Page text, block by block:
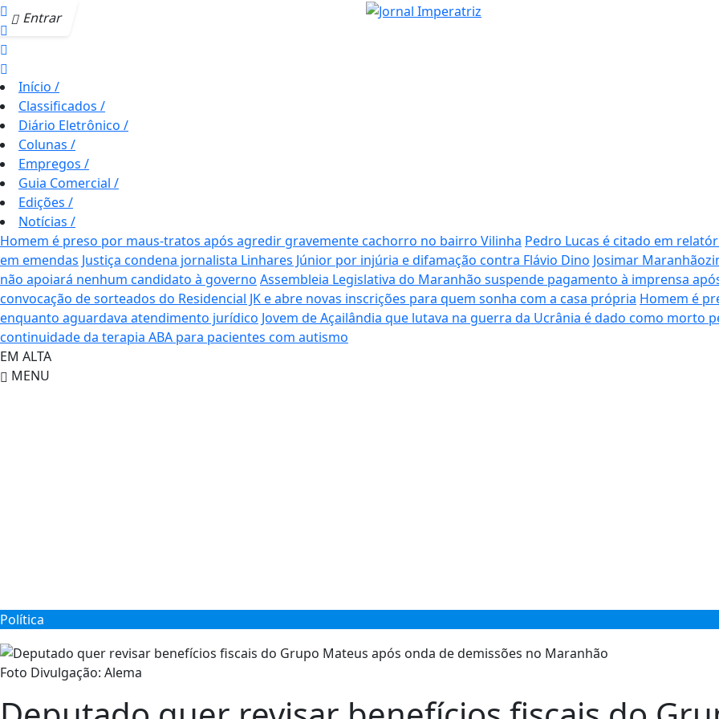
Entrar
Início /
Classificados /
Diário Eletrônico /
Colunas /
Empregos /
Guia Comercial /
Edições /
Notícias /
Homem é preso por maus-tratos após agredir gravemente cachorro no bairro Vilinha Pedro Lucas é citado em
em emendas Justiça condena jornalista Linhares Júnior por injúria e difamação contra Flávio Dino Josimar
não apoiará nenhum candidato à governo Assembleia Legislativa do Maranhão suspende pagamento à imprensa
convocação de sorteados do Residencial JK e abre novas inscrições para quem sonha com a casa própria Homem é
enquanto aguardava atendimento jurídico Jovem de Açailândia que lutava na guerra da Ucrânia é dado como morto
continuidade da terapia ABA para pacientes com autismo
EM ALTA
MENU
Política
Foto Divulgação: Alema